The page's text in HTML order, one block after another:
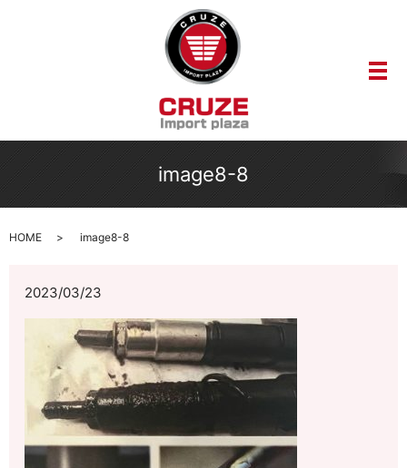
メ
image8-8
HOME image8-8
2023/03/23